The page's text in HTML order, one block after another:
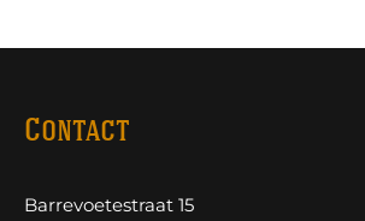
Contact
Barrevoetestraat 15